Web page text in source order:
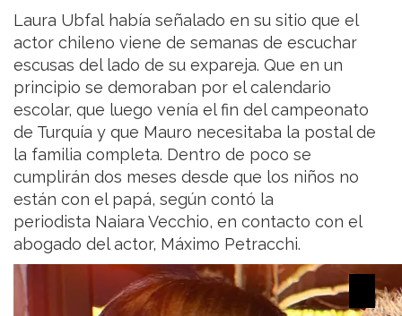
Laura Ubfal había señalado en su sitio que el
actor chileno viene de semanas de escuchar
escusas del lado de su expareja. Que en un
principio se demoraban por el calendario
escolar, que luego venía el fin del campeonato
de Turquía y que Mauro necesitaba la postal de
la familia completa. Dentro de poco se
cumplirán dos meses desde que los niños no
están con el papá, según contó la
periodista Naiara Vecchio, en contacto con el
abogado del actor, Máximo Petracchi.